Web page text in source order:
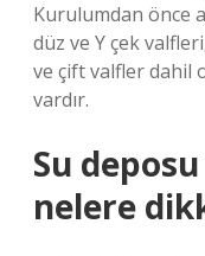
Kurulumdan önce
düz ve Y çek
ve çift valfler dahil
vardır.
Su
nelere